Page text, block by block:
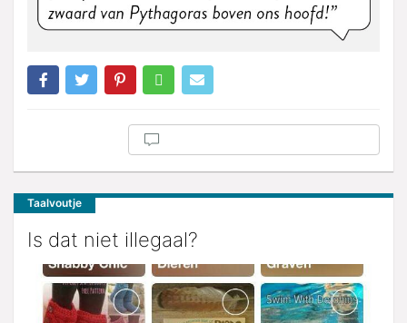
Taalvoutje
Is dat niet illegaal?